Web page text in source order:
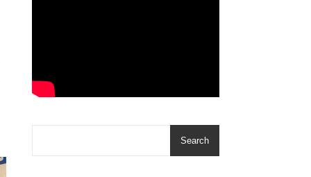
Search